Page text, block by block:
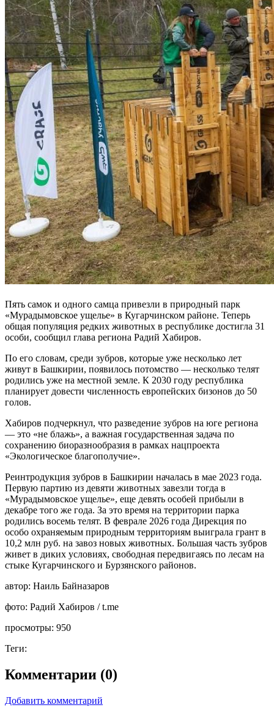
Пять самок и одного самца привезли в природный парк
«Мурадымовское ущелье» в Кугарчинском районе. Теперь
общая популяция редких животных в республике достигла 31
особи, сообщил глава региона Радий Хабиров.
По его словам, среди зубров, которые уже несколько лет
живут в Башкирии, появилось потомство — несколько телят
родились уже на местной земле. К 2030 году республика
планирует довести численность европейских бизонов до 50
голов.
Хабиров подчеркнул, что разведение зубров на юге региона
— это «не блажь», а важная государственная задача по
сохранению биоразнообразия в рамках нацпроекта
«Экологическое благополучие».
Реинтродукция зубров в Башкирии началась в мае 2023 года.
Первую партию из девяти животных завезли тогда в
«Мурадымовское ущелье», еще девять особей прибыли в
декабре того же года. За это время на территории парка
родились восемь телят. В феврале 2026 года Дирекция по
особо охраняемым природным территориям выиграла грант в
10,2 млн руб. на завоз новых животных. Большая часть зубров
живет в диких условиях, свободная передвигаясь по лесам на
стыке Кугарчинского и Бурзянского районов.
автор: Наиль Байназаров
фото: Радий Хабиров / t.me
просмотры: 950
Теги:
Комментарии (0)
Добавить комментарий